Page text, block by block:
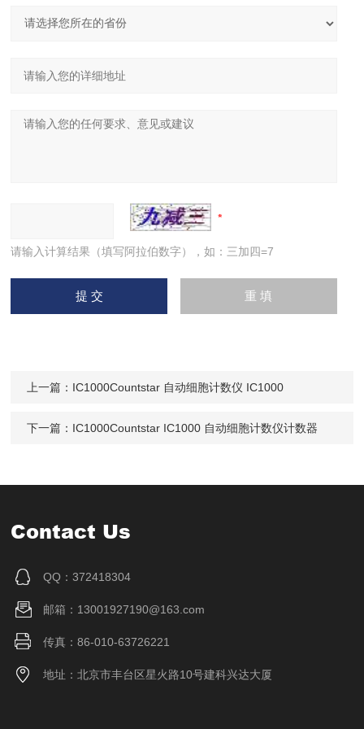
请输入计算结果（填写阿拉伯数字），如：三加四=7
上一篇： IC1000Countstar 自动细胞计数仪 IC1000
下一篇： IC1000Countstar IC1000 自动细胞计数仪计数器
Contact Us
QQ：372418304
邮箱：13001927190@163.com
传真：86-010-63726221
地址：北京市丰台区星火路10号建科兴达大厦